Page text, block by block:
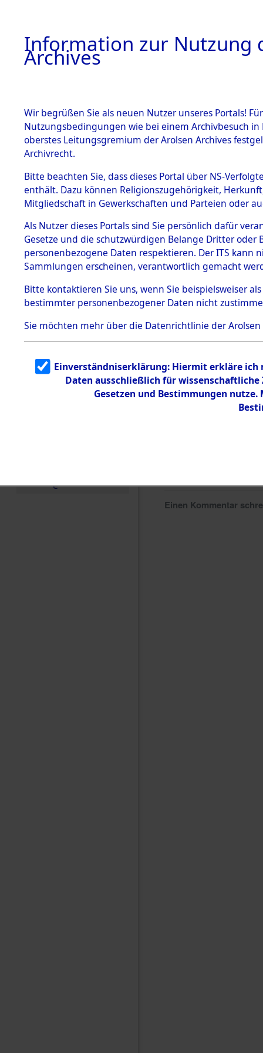
BESTÄNDE
1.
mente
5. Verschiedenes
5.3
Todesmärsche
5.3.1 Alliierte
Erhebungen
zu
Todesmärsch
en
5.3.2
g
5.3.3
Todesmärsch
e
Fronberg.
0132
Einen Kommentar
Information zur Nutzung
Archives
Wir begrüßen Sie als neuen Nutzer unseres Portals!
Nutzungsbedingungen wie bei einem Archivbesuch
oberstes Leitungsgremium der Arolsen Archives
Archivrecht.
Bitte beachten Sie, dass dieses Portal über NS-
enthält. Dazu können Religionszugehörigkeit,
Mitgliedschaft in Gewerkschaften und Parteien oder
Als Nutzer dieses Portals sind Sie persönlich dafür
Gesetze und die schutzwürdigen Belange Dritter
personenbezogene Daten respektieren. Der ITS
Sammlungen erscheinen, verantwortlich gemacht
Bitte kontaktieren Sie uns, wenn Sie beispielsweiser
bestimmter personenbezogener Daten nicht
Sie möchten mehr über die Datenrichtlinie der Arolsen
Einverständniserklärung: Hiermit erkläre ich
Daten ausschließlich für
Gesetzen und Bestimmungen